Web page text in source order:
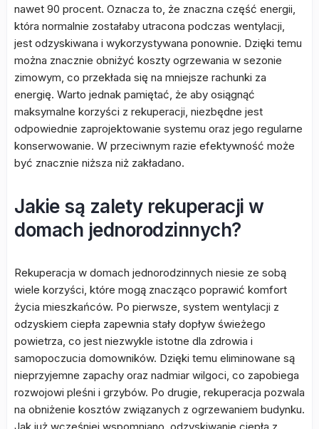
nawet 90 procent. Oznacza to, że znaczna część energii,
która normalnie zostałaby utracona podczas wentylacji,
jest odzyskiwana i wykorzystywana ponownie. Dzięki temu
można znacznie obniżyć koszty ogrzewania w sezonie
zimowym, co przekłada się na mniejsze rachunki za
energię. Warto jednak pamiętać, że aby osiągnąć
maksymalne korzyści z rekuperacji, niezbędne jest
odpowiednie zaprojektowanie systemu oraz jego regularne
konserwowanie. W przeciwnym razie efektywność może
być znacznie niższa niż zakładano.
Jakie są zalety rekuperacji w
domach jednorodzinnych?
Rekuperacja w domach jednorodzinnych niesie ze sobą
wiele korzyści, które mogą znacząco poprawić komfort
życia mieszkańców. Po pierwsze, system wentylacji z
odzyskiem ciepła zapewnia stały dopływ świeżego
powietrza, co jest niezwykle istotne dla zdrowia i
samopoczucia domowników. Dzięki temu eliminowane są
nieprzyjemne zapachy oraz nadmiar wilgoci, co zapobiega
rozwojowi pleśni i grzybów. Po drugie, rekuperacja pozwala
na obniżenie kosztów związanych z ogrzewaniem budynku.